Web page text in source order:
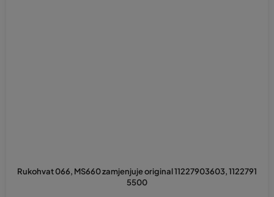
Rukohvat 066, MS660 zamjenjuje original 11227903603, 1122791
5500